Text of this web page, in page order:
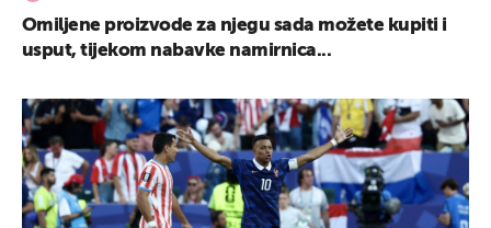
Omiljene proizvode za njegu sada možete kupiti i
usput, tijekom nabavke namirnica...